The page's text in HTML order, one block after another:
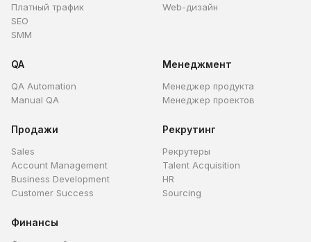
Платный трафик
SEO
SMM
Web-дизайн
QA
QA Automation
Manual QA
Менеджмент
Менеджер продукта
Менеджер проектов
Продажи
Sales
Account Management
Business Development
Customer Success
Рекрутинг
Рекрутеры
Talent Acquisition
HR
Sourcing
Финансы